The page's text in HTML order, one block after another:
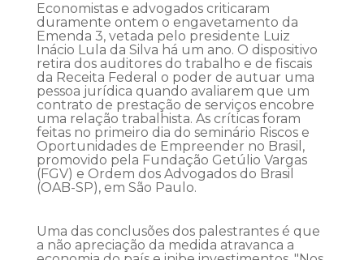
Economistas e advogados criticaram
duramente ontem o engavetamento da
Emenda 3, vetada pelo presidente Luiz
Inácio Lula da Silva há um ano. O dispositivo
retira dos auditores do trabalho e de fiscais
da Receita Federal o poder de autuar uma
pessoa jurídica quando avaliarem que um
contrato de prestação de serviços encobre
uma relação trabalhista. As críticas foram
feitas no primeiro dia do seminário Riscos e
Oportunidades de Empreender no Brasil,
promovido pela Fundação Getúlio Vargas
(FGV) e Ordem dos Advogados do Brasil
(OAB-SP), em São Paulo.
Uma das conclusões dos palestrantes é que
a não apreciação da medida atravanca a